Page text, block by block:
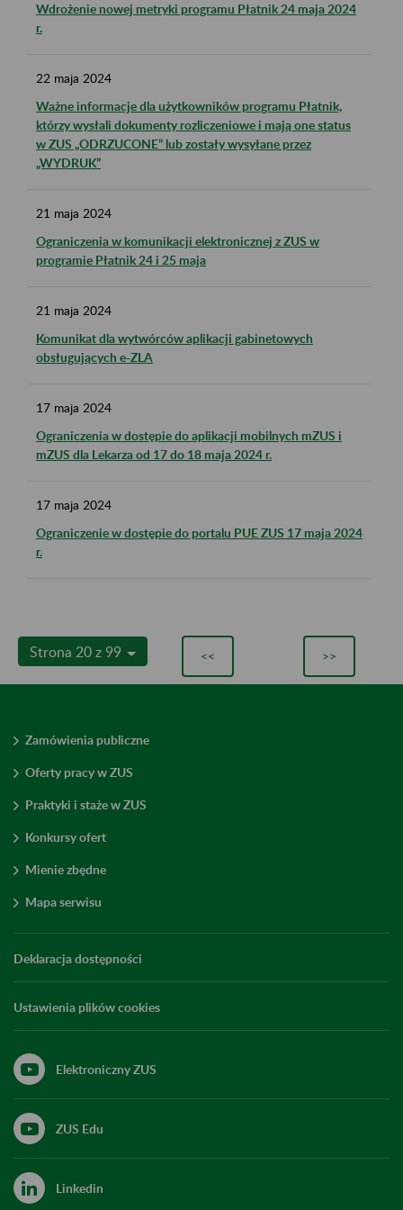
Wdrożenie nowej metryki programu Płatnik 24 maja 2024
r.
22 maja 2024
Ważne informacje dla użytkowników programu Płatnik,
którzy wysłali dokumenty rozliczeniowe i mają one status
w ZUS „ODRZUCONE” lub zostały wysyłane przez
„WYDRUK”
21 maja 2024
Ograniczenia w komunikacji elektronicznej z ZUS w
programie Płatnik 24 i 25 maja
21 maja 2024
Komunikat dla wytwórców aplikacji gabinetowych
obsługujących e-ZLA
17 maja 2024
Ograniczenia w dostępie do aplikacji mobilnych mZUS i
mZUS dla Lekarza od 17 do 18 maja 2024 r.
17 maja 2024
Ograniczenie w dostępie do portalu PUE ZUS 17 maja 2024
r.
Strona 20 z 99 << >>
Zamówienia publiczne
Oferty pracy w ZUS
Praktyki i staże w ZUS
Konkursy ofert
Mienie zbędne
Mapa serwisu
Deklaracja dostępności
Ustawienia plików cookies
Elektroniczny ZUS
ZUS Edu
Linkedin